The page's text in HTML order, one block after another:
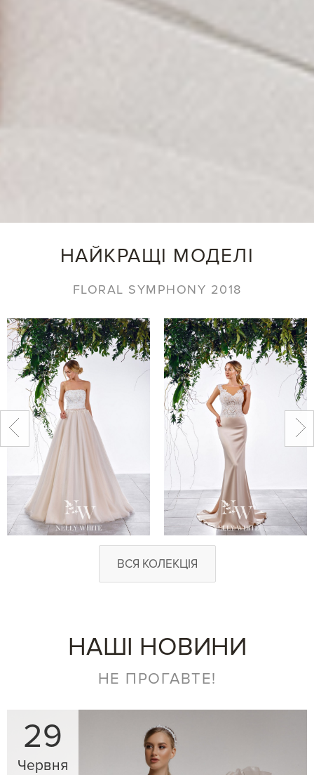
НАЙКРАЩІ МОДЕЛІ
FLORAL SYMPHONY 2018
ВСЯ КОЛЕКЦІЯ
НАШІ НОВИНИ
НЕ ПРОГАВТЕ!
29
Червня